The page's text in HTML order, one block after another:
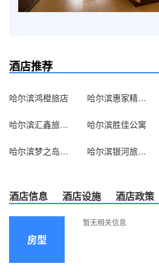
酒店推荐
哈尔滨鸿橙旅店 哈尔滨惠家精品公寓
哈尔滨汇鑫旅店(康安二道街) 哈尔滨胜佳公寓
哈尔滨梦之岛旅店 哈尔滨银河旅馆(中国雷锋车队招待所)
酒店信息 酒店设施 酒店政策
房型
暂无相关信息